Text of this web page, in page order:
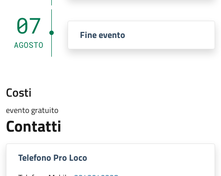
07
AGOSTO
Fine evento
Costi
evento gratuito
Contatti
Telefono Pro Loco